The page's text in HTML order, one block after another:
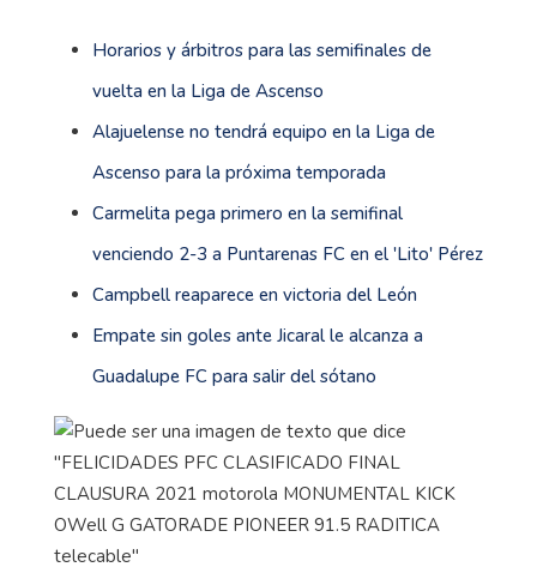
Horarios y árbitros para las semifinales de
vuelta en la Liga de Ascenso
Alajuelense no tendrá equipo en la Liga de
Ascenso para la próxima temporada
Carmelita pega primero en la semifinal
venciendo 2-3 a Puntarenas FC en el 'Lito' Pérez
Campbell reaparece en victoria del León
Empate sin goles ante Jicaral le alcanza a
Guadalupe FC para salir del sótano